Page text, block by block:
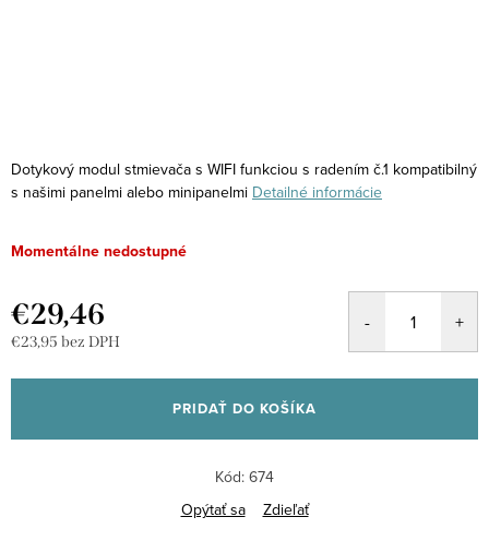
Dotykový modul stmievača s WIFI funkciou s radením č.1 kompatibilný
s našimi panelmi alebo minipanelmi Detailné informácie
Momentálne nedostupné
€29,46
€23,95 bez DPH
cena:
PRIDAŤ DO KOŠÍKA
Kód: 674
Opýtať sa
Zdieľať